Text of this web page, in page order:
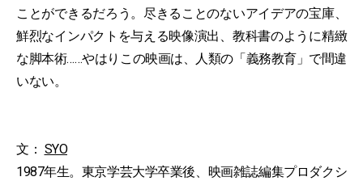
ことができるだろう。尽きることのないアイデアの宝庫、
鮮烈なインパクトを与える映像演出、教科書のように精緻
な脚本術……やはりこの映画は、人類の「義務教育」で間違
いない。
文： SYO
1987年生。東京学芸大学卒業後、映画雑誌編集プロダクシ